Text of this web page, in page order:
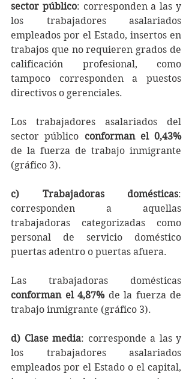
sector público: corresponden a las y
los trabajadores asalariados
empleados por el Estado, insertos en
trabajos que no requieren grados de
calificación profesional, como
tampoco corresponden a puestos
directivos o gerenciales.
Los trabajadores asalariados del
sector público conforman el 0,43%
de la fuerza de trabajo inmigrante
(gráfico 3).
c) Trabajadoras domésticas:
corresponden a aquellas
trabajadoras categorizadas como
personal de servicio doméstico
puertas adentro o puertas afuera.
conforman el 4,87% de la fuerza de
trabajo inmigrante (gráfico 3).
d) Clase media: corresponde a las y
los trabajadores asalariados
empleados por el Estado o el capital,